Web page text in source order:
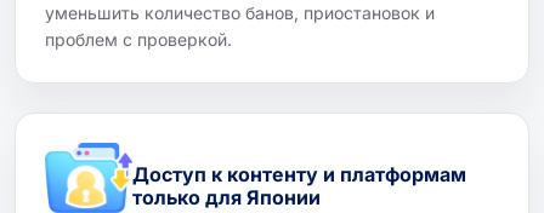
уменьшить количество банов, приостановок и
проблем с проверкой.
Доступ к контенту и платформам
только для Японии